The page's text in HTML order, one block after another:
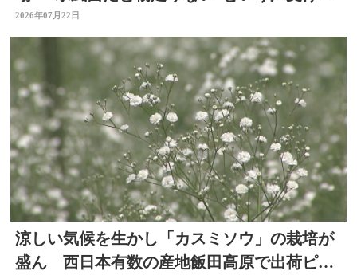
ベルアップ 大分・日田市
2026年07月22日
涼しい気候を生かし「カスミソウ」の栽培が
盛ん 西日本有数の産地飯田高原で出荷ピー